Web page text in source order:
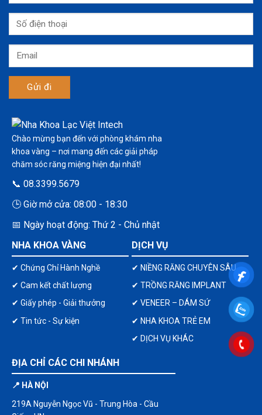
Chào mừng bạn đến với phòng khám nha
khoa vàng – nơi mang đến các giải pháp
chăm sóc răng miệng hiện đại nhất!
📞 08.3399.5679
🕒 Giờ mở cửa: 08:00 - 18:30
📅 Ngày hoạt động: Thứ 2 - Chủ nhật
NHA KHOA VÀNG
✔ Chứng Chỉ Hành Nghề
✔ Cam kết chất lượng
✔ Giấy phép - Giải thưởng
✔ Tin tức - Sự kiện
DỊCH VỤ
✔ NIỀNG RĂNG CHUYÊN SÂU
✔ TRỒNG RĂNG IMPLANT
✔ VENEER – DÁM SỨ
✔ NHA KHOA TRẺ EM
✔ DỊCH VỤ KHÁC
ĐỊA CHỈ CÁC CHI NHÁNH
📍 HÀ NỘI
219A Nguyễn Ngọc Vũ - Trung Hòa - Cầu